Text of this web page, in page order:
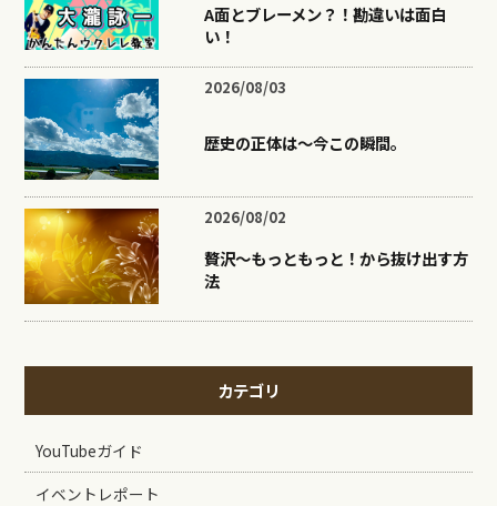
A面とブレーメン？！勘違いは面白
い！
2026/08/03
歴史の正体は〜今この瞬間。
2026/08/02
贅沢〜もっともっと！から抜け出す方
法
カテゴリ
YouTubeガイド
イベントレポート